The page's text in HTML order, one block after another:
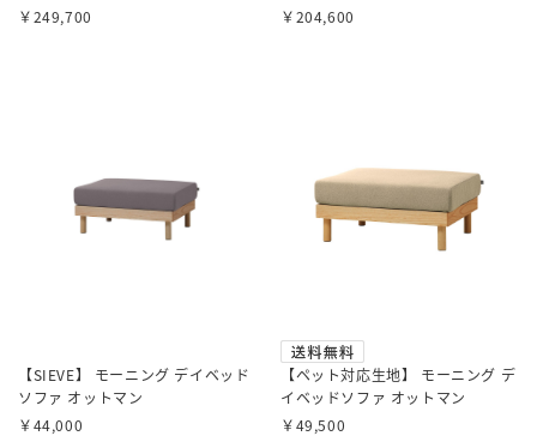
￥249,700
￥204,600
【SIEVE】 モーニング デイベッド
ソファ オットマン
￥44,000
【ペット対応生地】 モーニング デ
イベッドソファ オットマン
￥49,500